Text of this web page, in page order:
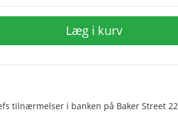
Læg i kurv
tilnærmelser i banken på Baker Street